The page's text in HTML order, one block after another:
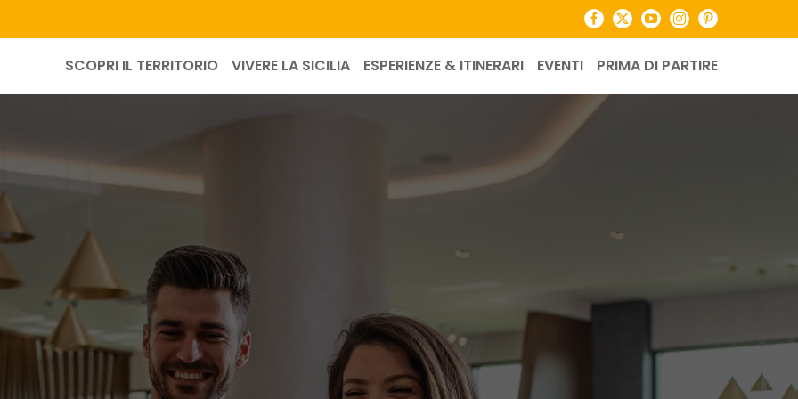
Facebook
X YouTubeInstagramPinterest
SCOPRI IL TERRITORIO VIVERE LA SICILIA ESPERIENZE & ITINERARI EVENTI PRIMA DI PARTIRE